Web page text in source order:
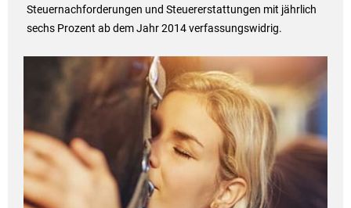
Steuernachforderungen und Steuererstattungen mit jährlich
sechs Prozent ab dem Jahr 2014 verfassungswidrig.